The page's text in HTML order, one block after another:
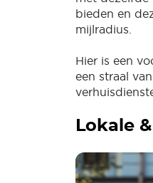
bieden en
mijlradius.
Hier is een
een straal
Lokale